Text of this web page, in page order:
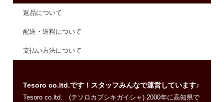
返品について
配送・送料について
支払い方法について
Tesoro co.ltd.です！スタッフみんなで運営しています♪
Tesoro co.ltd. (テソロカブシキガイシャ) 2000年に高知県で